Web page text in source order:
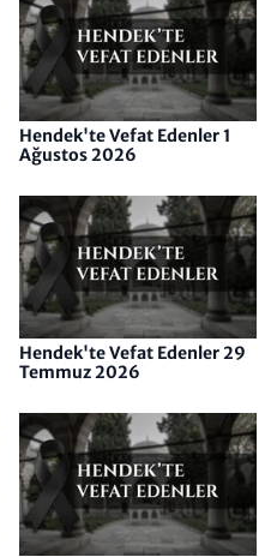
Hendek'te Vefat Edenler 1
Ağustos 2026
Hendek'te Vefat Edenler 29
Temmuz 2026